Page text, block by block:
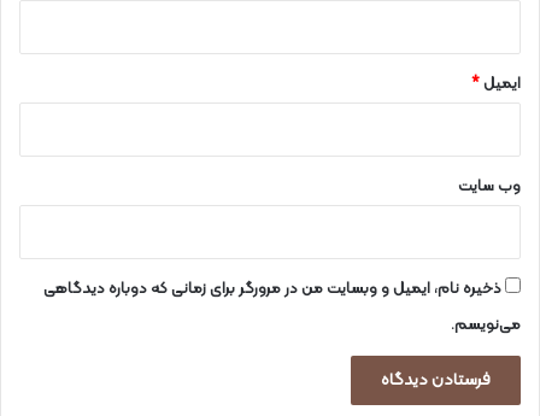
ایمیل*
وب‌ سایت
ذخیره نام، ایمیل و وبسایت من در مرورگر برای زمانی که دوباره دیدگاهی
می‌نویسم.